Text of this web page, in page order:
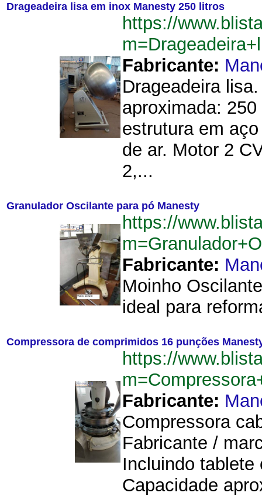
Drageadeira lisa em inox Manesty 250 litros
https://
Fabricante:
Drageadeira
aproximada:
estrutura em
de ar. Motor 2
2,...
Granulador Oscilante para pó Manesty
https://
Fabricante:
Moinho
ideal para
Compressora de comprimidos 16 punções
https://
Fabricante:
Compressora
Fabricante /
Incluindo tablete
Capacidade